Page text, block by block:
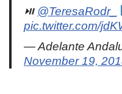
⏯ @TeresaRodr_
pic.twitter.com/
— Adelante
November 19,